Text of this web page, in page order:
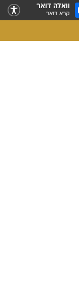
וואלה דואר
קרא דואר